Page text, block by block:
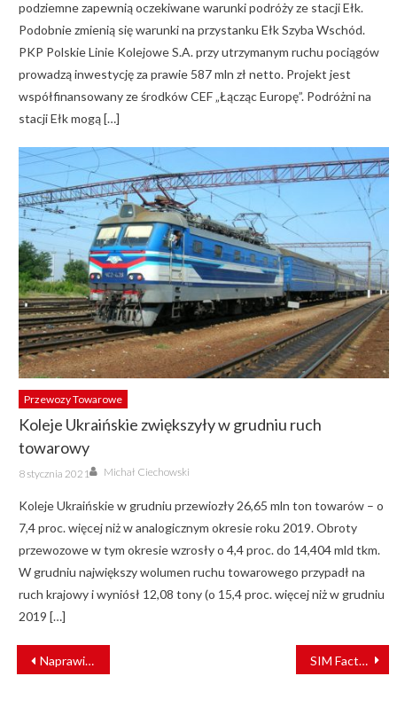
podziemne zapewnią oczekiwane warunki podróży ze stacji Ełk.
Podobnie zmienią się warunki na przystanku Ełk Szyba Wschód.
PKP Polskie Linie Kolejowe S.A. przy utrzymanym ruchu pociągów
prowadzą inwestycję za prawie 587 mln zł netto. Projekt jest
współfinansowany ze środków CEF „Łącząc Europę”. Podróżni na
stacji Ełk mogą […]
Przewozy Towarowe
Koleje Ukraińskie zwiększyły w grudniu ruch
towarowy
Posted
on
8 stycznia 2021 Author
Michał Ciechowski
Koleje Ukraińskie w grudniu przewiozły 26,65 mln ton towarów – o
7,4 proc. więcej niż w analogicznym okresie roku 2019. Obroty
przewozowe w tym okresie wzrosły o 4,4 proc. do 14,404 mld tkm.
W grudniu największy wolumen ruchu towarowego przypadł na
ruch krajowy i wyniósł 12,08 tony (o 15,4 proc. więcej niż w grudniu
2019 […]
NAWIGACJA
WPISU
Naprawić czy kupić nowe? České Dráhy zdecydują o losie Pendolino SIM Factor dostarczy do Pol-Miedź Trans symulator lokomotywy GAMA